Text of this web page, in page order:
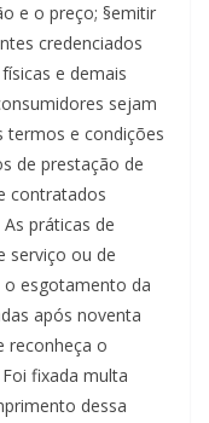
e o preço; §emitir
credenciados
e demais
sejam
termos e condições
de prestação de
contratados
práticas de
serviço ou de
esgotamento da
após noventa
reconheça o
fixada multa
dessa